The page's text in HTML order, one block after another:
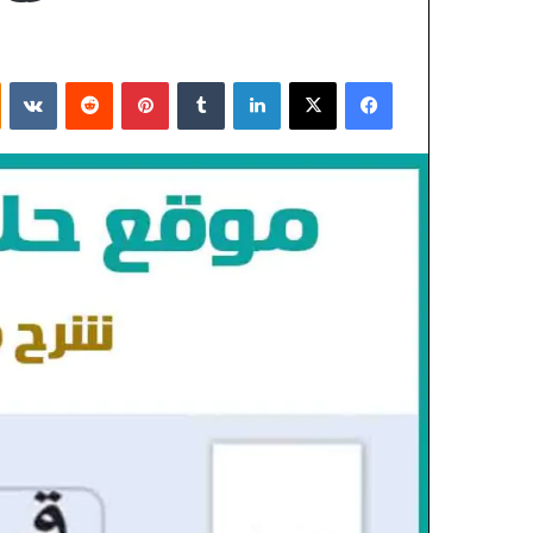
فيسبوكX لينكدإن بينتيريست